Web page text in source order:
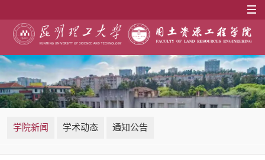
学院新闻 学术动态 通知公告